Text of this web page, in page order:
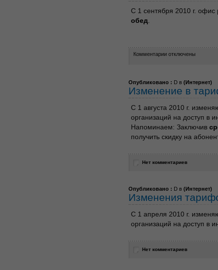
С 1 сентября 2010 г.
обед
Комментарии отключены
Опубликовано : D в (Интернет)
Изменение в
С 1 августа 2010 г.
организаций на доступ в
Напоминаем: Заключив
получить скидку на
Нет комментариев
Опубликовано : D в (Интернет)
Изменения
С 1 апреля 2010 г.
организаций на доступ в
Нет комментариев